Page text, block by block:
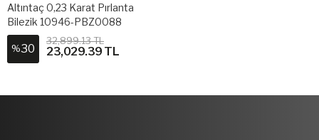
Altıntaç 0,23 Karat Pırlanta
Bilezik 10946-PBZ0088
%30
32,899.13 TL
23,029.39 TL